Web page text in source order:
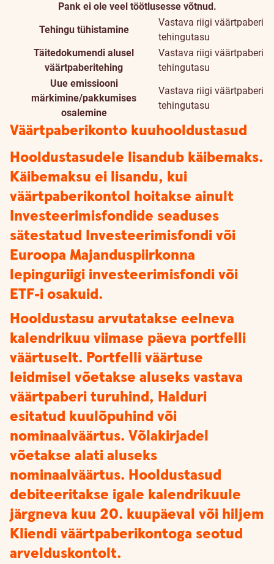
Pank ei ole veel töötlusesse võtnud.
Tehingu tühistamine
Vastava riigi väärtpaberi
tehingutasu
Täitedokumendi alusel
väärtpaberitehing
Vastava riigi väärtpaberi
tehingutasu
Uue emissiooni
märkimine/pakkumises
osalemine
Vastava riigi väärtpaberi
tehingutasu
Väärtpaberikonto kuuhooldustasud
Hooldustasudele lisandub käibemaks.
Käibemaksu ei lisandu, kui
väärtpaberikontol hoitakse ainult
Investeerimisfondide seaduses
sätestatud Investeerimisfondi või
Euroopa Majanduspiirkonna
lepinguriigi investeerimisfondi või
ETF-i osakuid.
Hooldustasu arvutatakse eelneva
kalendrikuu viimase päeva portfelli
väärtuselt. Portfelli väärtuse
leidmisel võetakse aluseks vastava
väärtpaberi turuhind, Halduri
esitatud kuulõpuhind või
nominaalväärtus. Võlakirjadel
võetakse alati aluseks
nominaalväärtus. Hooldustasud
debiteeritakse igale kalendrikuule
järgneva kuu 20. kuupäeval või hiljem
Kliendi väärtpaberikontoga seotud
arvelduskontolt.